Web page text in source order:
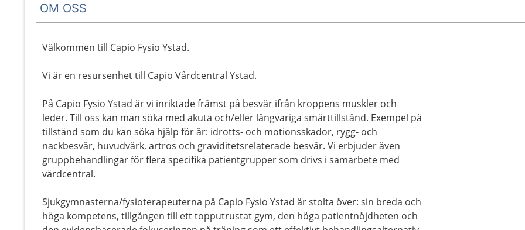
OM OSS
Välkommen till Capio Fysio Ystad.
Vi är en resursenhet till Capio Vårdcentral Ystad.
På Capio Fysio Ystad är vi inriktade främst på besvär ifrån kroppens muskler och
leder. Till oss kan man söka med akuta och/eller långvariga smärttillstånd. Exempel på
tillstånd som du kan söka hjälp för är: idrotts- och motionsskador, rygg- och
nackbesvär, huvudvärk, artros och graviditetsrelaterade besvär. Vi erbjuder även
gruppbehandlingar för flera specifika patientgrupper som drivs i samarbete med
vårdcentral.
Sjukgymnasterna/fysioterapeuterna på Capio Fysio Ystad är stolta över: sin breda och
höga kompetens, tillgången till ett topputrustat gym, den höga patientnöjdheten och